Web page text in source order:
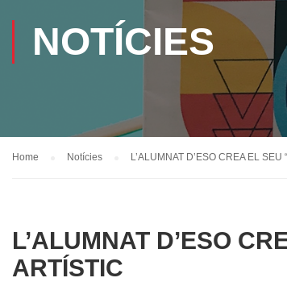
NOTÍCIES
Home Notícies L’ALUMNAT D’ESO CREA EL SEU
L’ALUMNAT D’ESO
ARTÍSTIC